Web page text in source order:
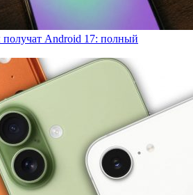
Android 17: полный